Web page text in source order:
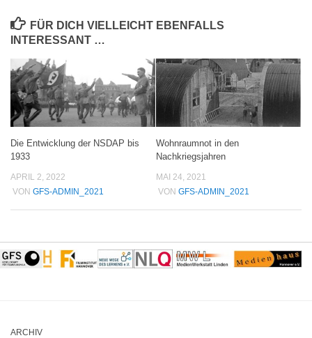
FÜR DICH VIELLEICHT EBENFALLS
INTERESSANT …
Die Entwicklung der NSDAP bis
1933
APRIL 2, 2022
VON GFS-ADMIN_2021
Wohnraumnot in den
Nachkriegsjahren
MAI 24, 2021
VON GFS-ADMIN_2021
ARCHIV